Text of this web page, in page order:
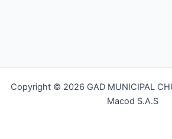
Copyright © 2026 GAD MUNICIPAL
Macod S.A.S